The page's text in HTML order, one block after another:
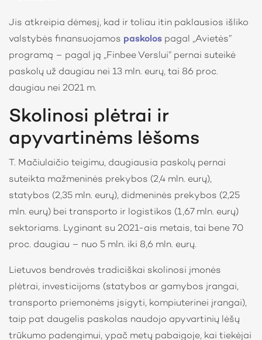
Jis atkreipia dėmesį, kad ir toliau itin paklausios išliko
valstybės finansuojamos paskolos pagal „Avietės”
programą – pagal ją „Finbee Verslui” pernai suteikė
paskolų už daugiau nei 13 mln. eurų, tai 86 proc.
daugiau nei 2021 m.
Skolinosi plėtrai ir
apyvartinėms lėšoms
T. Mačiulaičio teigimu, daugiausia paskolų pernai
suteikta mažmeninės prekybos (2,4 mln. eurų),
statybos (2,35 mln. eurų), didmeninės prekybos (2,25
mln. eurų) bei transporto ir logistikos (1,67 mln. eurų)
sektoriams. Lyginant su 2021-ais metais, tai bene 70
proc. daugiau – nuo 5 mln. iki 8,6 mln. eurų.
Lietuvos bendrovės tradiciškai skolinosi įmonės
plėtrai, investicijoms (statybos ar gamybos įrangai,
transporto priemonėms įsigyti, kompiuterinei įrangai),
taip pat daugelis paskolas naudojo apyvartinių lėšų
trūkumo padengimui, ypač metų pabaigoje, kai tiekėjai